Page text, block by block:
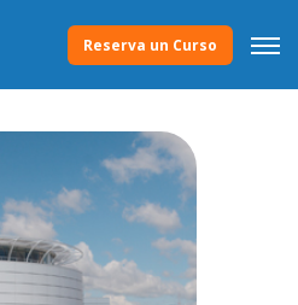
Reserva un Curso